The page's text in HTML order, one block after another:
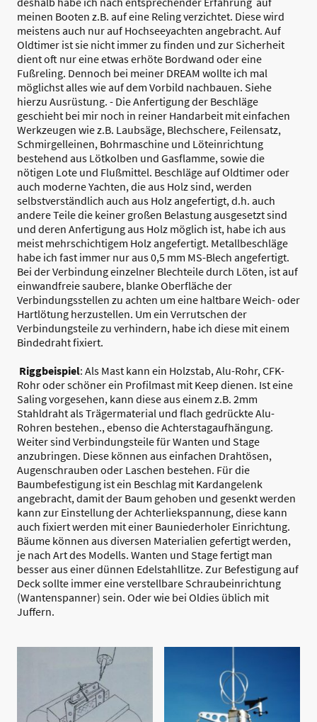
meinen Booten z.B. auf eine Reling verzichtet. Diese wird
meistens auch nur auf Hochseeyachten angebracht. Auf
Oldtimer ist sie nicht immer zu finden und zur Sicherheit
dient oft nur eine etwas erhöte Bordwand oder eine
Fußreling. Dennoch bei meiner DREAM wollte ich mal
möglichst alles wie auf dem Vorbild nachbauen. Siehe
hierzu Ausrüstung. - Die Anfertigung der Beschläge
geschieht bei mir noch in reiner Handarbeit mit einfachen
Werkzeugen wie z.B. Laubsäge, Blechschere, Feilensatz,
Schmirgelleinen, Bohrmaschine und Löteinrichtung
bestehend aus Lötkolben und Gasflamme, sowie die
nötigen Lote und Flußmittel. Beschläge auf Oldtimer oder
auch moderne Yachten, die aus Holz sind, werden
selbstverständlich auch aus Holz angefertigt, d.h. auch
andere Teile die keiner großen Belastung ausgesetzt sind
und deren Anfertigung aus Holz möglich ist, habe ich aus
meist mehrschichtigem Holz angefertigt. Metallbeschläge
habe ich fast immer nur aus 0,5 mm MS-Blech angefertigt.
Bei der Verbindung einzelner Blechteile durch Löten, ist auf
einwandfreie saubere, blanke Oberfläche der
Verbindungsstellen zu achten um eine haltbare Weich- oder
Hartlötung herzustellen. Um ein Verrutschen der
Verbindungsteile zu verhindern, habe ich diese mit einem
Bindedraht fixiert.
Riggbeispiel: Als Mast kann ein Holzstab, Alu-Rohr, CFK-
Rohr oder schöner ein Profilmast mit Keep dienen. Ist eine
Saling vorgesehen, kann diese aus einem z.B. 2mm
Stahldraht als Trägermaterial und flach gedrückte Alu-
Rohren bestehen., ebenso die Achterstagaufhängung.
Weiter sind Verbindungsteile für Wanten und Stage
anzubringen. Diese können aus einfachen Drahtösen,
Augenschrauben oder Laschen bestehen. Für die
Baumbefestigung ist ein Beschlag mit Kardangelenk
angebracht, damit der Baum gehoben und gesenkt werden
kann zur Einstellung der Achterliekspannung, diese kann
auch fixiert werden mit einer Bauniederholer Einrichtung.
Bäume können aus diversen Materialien gefertigt werden,
je nach Art des Modells. Wanten und Stage fertigt man
besser aus einer dünnen Edelstahllitze. Zur Befestigung auf
Deck sollte immer eine verstellbare Schraubeinrichtung
(Wantenspanner) sein. Oder wie bei Oldies üblich mit
Juffern.